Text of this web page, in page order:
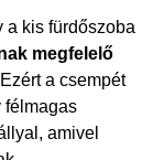
a kis fürdőszoba
megfelelő
a csempét
félmagas
amivel